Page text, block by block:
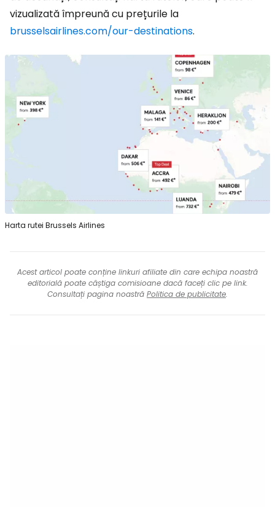
vizualizată împreună cu prețurile la
brusselsairlines.com/our-destinations.
Harta rutei Brussels Airlines
Acest articol poate conține linkuri afiliate din care echipa noastră
editorială poate câștiga comisioane dacă faceți clic pe link.
Consultați pagina noastră Politica de publicitate.